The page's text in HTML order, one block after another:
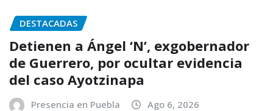
DESTACADAS
Detienen a Ángel ‘N’, exgobernador
de Guerrero, por ocultar evidencia
del caso Ayotzinapa
Presencia en Puebla Ago 6, 2026